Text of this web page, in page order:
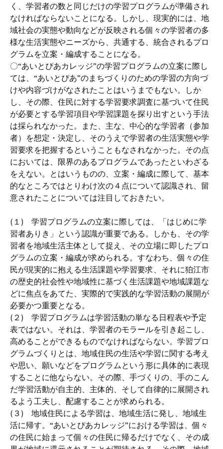
く、学習者の数と同じだけの学習プログラムが準備され
なければならないことになる。しかし、現実的には、地
域社会の実態や動向などが反映される個々の学習者の多
様な生活実態やニーズから、共通する、統合されるプロ
グラムを立案・編成することになる。
〇“あいとぴあカレッジ”の学習プログラムの立案に際し
ては、“あいとぴあ”のまちづくりのための学習の方向づ
けや内容づけがなされたことはいうまでもない。しか
し、その際、住民に対する学習要求調査に基づいて住民
が必要とする学習項目や学習課題を探り出すという手法
は採られなかった。また、主な、中心的な学習者（参加
者）を想定・決定し、そのうえで学習者の生活実態や学
習要求を把握するということもなされなかった。その点
においては、限界のあるプログラムであったといわざる
をえない。とはいうものの、立案・編成に際して、基本
的なところではとりわけ次の４点について認識され、留
意されたことについては注目しておきたい。
(１) 学習プログラムの立案に際しては、「はじめに学
習者ありき」という認識が重要である。しかも、その学
習者を地域生活主体として捉え、その立場に即したプロ
グラムの立案・編成が求められる。すなわち、個々の住
民が現実的に抱える生活課題や学習要求、それに狛江市
の歴史的社会性や地域性に基づく生活課題や地域課題な
どに焦点をあてた、実際的で実践的な学習活動の展開が
必要かつ重要となる。
(２) 学習プログラムは学習活動の単なる日程表や予定
表ではない。それは、学習者のモラールを引き起こし、
高めることができるものでなければならない。学習プロ
グラムづくりとは、地域住民の生活や学習に関する考え
や思い、願いなどをプログラムという形に具体的に表現
することに他ならない。その際、手づくりの、手のこん
だ学習活動が自主的、主体的、そして自律的に展開され
るよう工夫し、配慮することが求められる。
(３) 地域住民による学習は、地域生活に発し、地域生
活に帰す。“あいとぴあカレッジ”における学習は、個々
の住民に始まって個々の住民に帰るだけでなく、その成